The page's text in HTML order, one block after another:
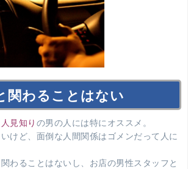
関わることはない
人見知り の男の人には特にオススメ。
けど、面倒な人間関係はゴメンだって人に
わることはないし、お店の男性スタッフと